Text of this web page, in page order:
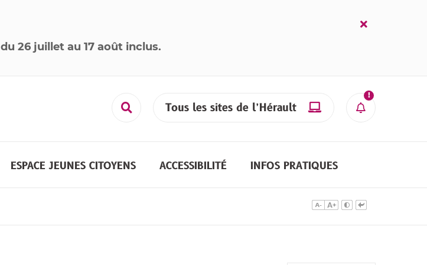
Fermer
du 26 juillet au 17 août inclus.
RechercherTous les sites de l’Hérault Alerte

ESPACE JEUNES CITOYENS ACCESSIBILITÉ INFOS PRATIQUES